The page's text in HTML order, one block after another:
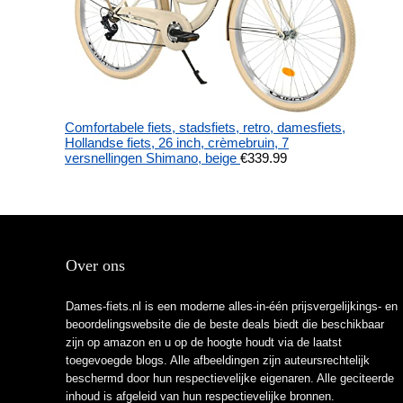
Comfortabele fiets, stadsfiets, retro, damesfiets,
Hollandse fiets, 26 inch, crèmebruin, 7
versnellingen Shimano, beige €339.99
Over ons
Dames-fiets.nl is een moderne alles-in-één prijsvergelijkings- en
beoordelingswebsite die de beste deals biedt die beschikbaar
zijn op amazon en u op de hoogte houdt via de laatst
toegevoegde blogs. Alle afbeeldingen zijn auteursrechtelijk
beschermd door hun respectievelijke eigenaren. Alle geciteerde
inhoud is afgeleid van hun respectievelijke bronnen.